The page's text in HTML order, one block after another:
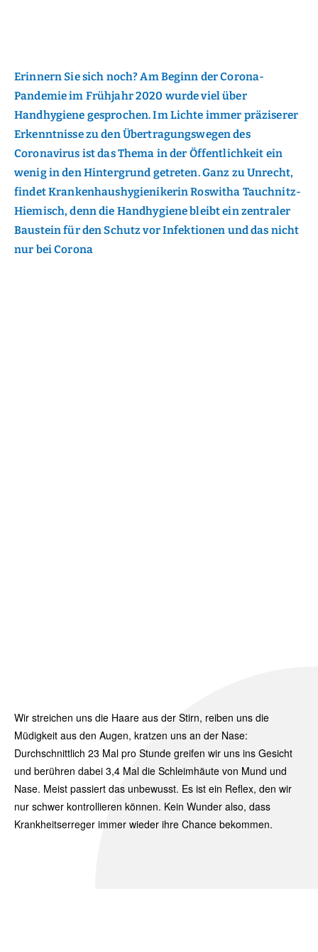
Erinnern Sie sich noch? Am Beginn der Corona-
Pandemie im Frühjahr 2020 wurde viel über
Handhygiene gesprochen. Im Lichte immer präziserer
Erkenntnisse zu den Übertragungswegen des
Coronavirus ist das Thema in der Öffentlichkeit ein
wenig in den Hintergrund getreten. Ganz zu Unrecht,
findet Krankenhaushygienikerin Roswitha Tauchnitz-
Hiemisch, denn die Handhygiene bleibt ein zentraler
Baustein für den Schutz vor Infektionen und das nicht
nur bei Corona
Wir streichen uns die Haare aus der Stirn, reiben uns die
Müdigkeit aus den Augen, kratzen uns an der Nase:
Durchschnittlich 23 Mal pro Stunde greifen wir uns ins Gesicht
und berühren dabei 3,4 Mal die Schleimhäute von Mund und
Nase. Meist passiert das unbewusst. Es ist ein Reflex, den wir
nur schwer kontrollieren können. Kein Wunder also, dass
Krankheitserreger immer wieder ihre Chance bekommen.